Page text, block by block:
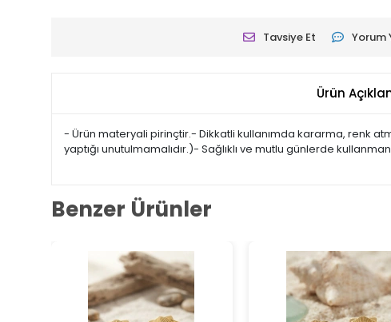
Tavsiye Et Yorum
Ürün
- Ürün materyali pirinçtir.- Dikkatli kullanımda kararma, renk
yaptığı unutulmamalıdır.)- Sağlıklı ve mutlu günlerde
Benzer Ürünler